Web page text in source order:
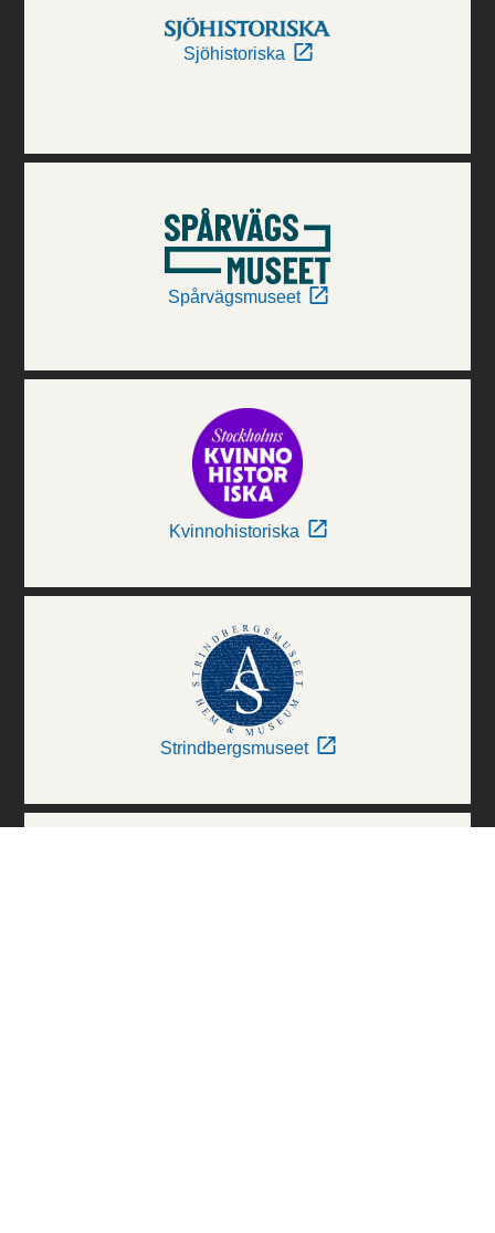
Sjöhistoriska
Spårvägsmuseet
Kvinnohistoriska
Strindbergsmuseet